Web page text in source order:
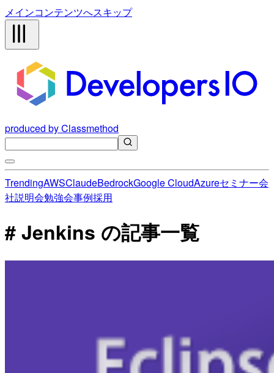
メインコンテンツへスキップ
produced by Classmethod
TrendingAWSClaudeBedrockGoogle CloudAzureセミナー会
社説明会勉強会事例採用
# Jenkins の記事一覧